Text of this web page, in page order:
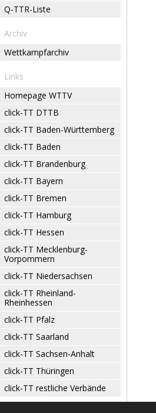
Q-TTR-Liste
Archiv
Wettkampfarchiv
Links
Homepage WTTV
click-TT DTTB
click-TT Baden-Württemberg
click-TT Baden
click-TT Brandenburg
click-TT Bayern
click-TT Bremen
click-TT Hamburg
click-TT Hessen
click-TT Mecklenburg-
Vorpommern
click-TT Niedersachsen
click-TT Rheinland-
Rheinhessen
click-TT Pfalz
click-TT Saarland
click-TT Sachsen-Anhalt
click-TT Thüringen
click-TT restliche Verbände